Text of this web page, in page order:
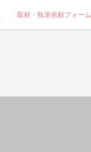
取材・執筆依頼フォーム